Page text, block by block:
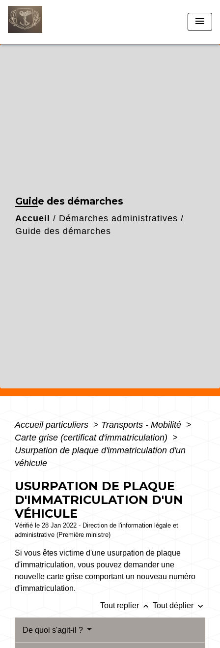
menu
Guide des démarches
Accueil / Démarches administratives /
Guide des démarches
Accueil particuliers > Transports - Mobilité >
Carte grise (certificat d'immatriculation) >
Usurpation de plaque d'immatriculation d'un
véhicule
USURPATION DE PLAQUE
D'IMMATRICULATION D'UN
VÉHICULE
Vérifié le 28 Jan 2022 - Direction de l'information légale et
administrative (Première ministre)
Si vous êtes victime d'une usurpation de plaque
d'immatriculation, vous pouvez demander une
nouvelle carte grise comportant un nouveau numéro
d'immatriculation.
Tout replier keyboard_arrow_up Tout déplier keyboard_arrow_down
De quoi s'agit-il ?